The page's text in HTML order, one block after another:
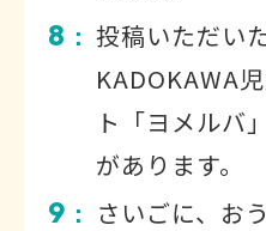
8 ： 投稿いただい
KADOKAWA
ト「ヨメルバ
があります。
9 ：
さいごに、お